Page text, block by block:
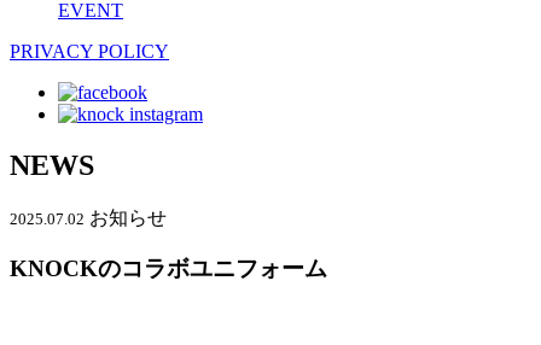
EVENT
PRIVACY POLICY
NEWS
2025.07.02 お知らせ
KNOCKのコラボユニフォーム